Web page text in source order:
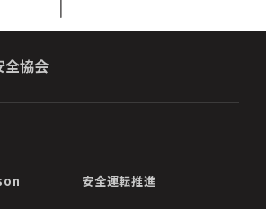
全協会
安全運転推進